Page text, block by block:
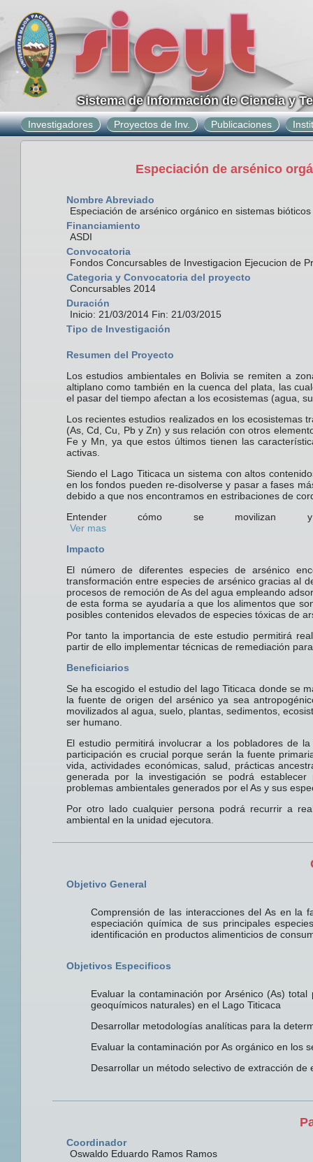
Sistema de Información de Ciencia y
Investigadores Proyectos de Inv. Publicaciones
Especiación de arsénico
Nombre Abreviado
Especiación de arsénico orgánico en sistemas
Financiamiento
ASDI
Convocatoria
Fondos Concursables de Investigacion Ejecucion de
Categoria y Convocatoria del proyecto
Concursables 2014
Duración
Inicio: 21/03/2014 Fin: 21/03/2015
Tipo de Investigación
Resumen del Proyecto
Los estudios ambientales en Bolivia se remiten a
altiplano como también en la cuenca del plata, las
el pasar del tiempo afectan a los ecosistemas (agua,
Los recientes estudios realizados en los ecosistemas
(As, Cd, Cu, Pb y Zn) y sus relación con otros
Fe y Mn, ya que estos últimos tienen las
activas.
Siendo el Lago Titicaca un sistema con altos
en los fondos pueden re-disolverse y pasar a fases
debido a que nos encontramos en estribaciones de
Entender cómo se movilizan
Ver mas
Impacto
El número de diferentes especies de arsénico
transformación entre especies de arsénico gracias al
procesos de remoción de As del agua empleando
de esta forma se ayudaría a que los alimentos que
posibles contenidos elevados de especies tóxicas de
Por tanto la importancia de este estudio permitirá
partir de ello implementar técnicas de remediación
Beneficiarios
Se ha escogido el estudio del lago Titicaca donde se
la fuente de origen del arsénico ya sea
movilizados al agua, suelo, plantas, sedimentos,
ser humano.
El estudio permitirá involucrar a los pobladores de
participación es crucial porque serán la fuente
vida, actividades económicas, salud, prácticas
generada por la investigación se podrá
problemas ambientales generados por el As y sus
Por otro lado cualquier persona podrá recurrir a
ambiental en la unidad ejecutora.
Objetivo General
Comprensión de las interacciones del As en la
especiación química de sus principales
identificación en productos alimenticios de
Objetivos Especificos
Evaluar la contaminación por Arsénico (As)
geoquímicos naturales) en el Lago Titicaca
Desarrollar metodologías analíticas para la
Evaluar la contaminación por As orgánico en los
Desarrollar un método selectivo de extracción de
Coordinador
Oswaldo Eduardo Ramos Ramos